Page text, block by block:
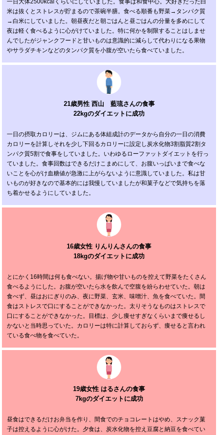
一日大体2500kcalくらいにしていました。食事は和食中心。大好きだった白
米は抜くとストレスが貯まるので茶碗半膳。食べる順番も野菜→タンパク質
→白米にしていました。朝昼夜だと朝ごはんと昼ごはんの分量を多めにして
夜は軽く食べるように心がけていました。特に何かを制限することはしませ
んでしたがジャンクフードと甘いものは意識的に減らして代わりになる果物
やサラダチキンなどのタンパク質を小腹が空いたら食べていました。
21歳男性 西山 藍琉さんの食事
22kgのダイエットに成功
一日の摂取カロリーは、ジムにある体組成計のデータから自分の一日の消費
カロリーを計算しそれを少し下回るカロリーに設定し炭水化物3割脂質2割タ
ンパク質5割で食事をしていました。いわゆるローファットダイエットを行っ
ていました。食事回数はできるだけこまめにして、お腹いっぱいまで食べな
いことを心がけ血糖値が急激に上がらないように意識していました。私は甘
いものが好きなので基本的には我慢していましたが和菓子などで気持ちを落
ち着かせるようにしていました。
16歳女性 りんりんさんの食事
18kgのダイエットに成功
とにかく16時間は何も食べない。揚げ物や甘いものを控えて野菜をたくさん
食べるようにした。お腹が空いたら水を飲んで空腹を紛らわせていた。朝は
食べず、昼はおにぎりのみ、夜に野菜、玄米、味噌汁、魚を食べていた。間
食はストレスで口にすることができなかった。太りそうなものはストレスで
口にすることができなかった。目標は、少し痩せすぎなくらいまで痩せるし
かないと当時思っていた。カロリーは特に計算しておらず、痩せると言われ
ている食べ物を食べていた。
19歳女性 はるさんの食事
7kgのダイエットに成功
昼食はできるだけお弁当を作り、間食でのチョコレートはやめ、スナック菓
子は控えるように心がけた。夕食は、炭水化物を控え豆腐と納豆を食べてい